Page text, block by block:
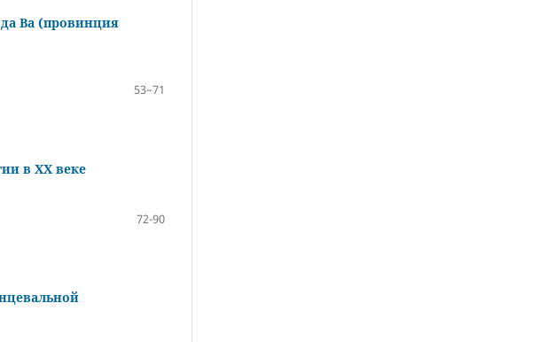
Ва (провинция
53–71
в ХХ веке
72-90